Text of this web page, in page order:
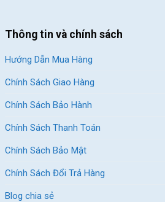
Thông tin và chính sách
Hướng Dẫn Mua Hàng
Chính Sách Giao Hàng
Chính Sách Bảo Hành
Chính Sách Thanh Toán
Chính Sách Bảo Mật
Chính Sách Đổi Trả Hàng
Blog chia sẻ